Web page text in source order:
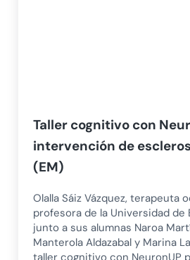
Taller cognitivo con
intervención de
(EM)
Olalla Sáiz Vázquez, terapeuta
profesora de la Universidad de
junto a sus alumnas Naroa
Manterola Aldazabal y Marina